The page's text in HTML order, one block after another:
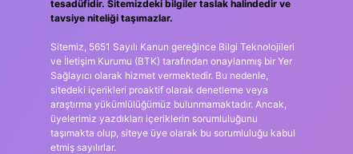
tesadüfidir. Sitemizdeki bilgiler taslak halindedir ve
tavsiye niteliği taşımazlar.
Sitemiz, 5651 Sayılı Kanun gereğince Bilgi Teknolojileri
ve İletişim Kurumu (BTK) tarafından onaylanmış bir Yer
Sağlayıcı olarak hizmet vermektedir. Bu nedenle,
sitedeki içerikleri proaktif olarak denetleme veya
araştırma yükümlülüğümüz bulunmamaktadır. Ancak,
üyelerimiz yazdıkları içeriklerin sorumluluğunu
taşımakta olup, siteye üye olarak bu sorumluluğu kabul
etmiş sayılırlar.